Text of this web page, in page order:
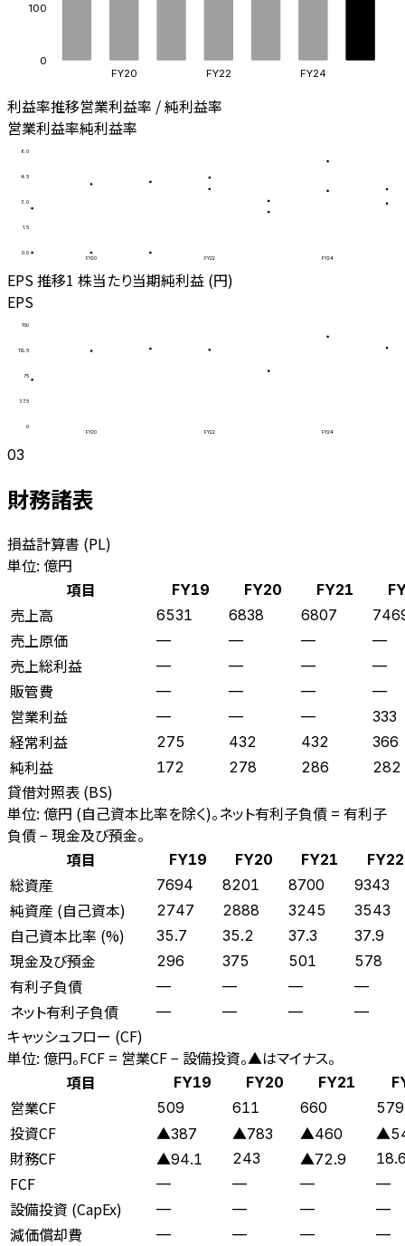
0
100
FY20 FY22 FY24
利益率推移営業利益率 / 純利益率
営業利益率純利益率
0.0
1.5
3.0
4.5
6.0
FY20 FY22 FY24
EPS 推移1 株当たり当期純利益 (円)
EPS
0
37.5
75
112.5
150
FY20 FY22 FY24
03
財務諸表
損益計算書 (PL)
単位: 億円
項目
FY19 FY20 FY21
売上高 6531 6838 6807
売上原価 — — — —
売上総利益 — — — —
販管費 — — — —
営業利益 — — — 333
経常利益 275 432 432 366
純利益 172 278 286 282
貸借対照表 (BS)
単位: 億円 (自己資本比率を除く)。ネット有利子負債 = 有利子
負債 − 現金及び預金。
項目
FY19 FY20 FY21 FY22
総資産 7694 8201 8700 9343
純資産 (自己資本) 2747 2888 3245 3543
自己資本比率 (%) 35.7 35.2 37.3 37.9
現金及び預金 296 375 501 578
有利子負債 — — — —
ネット有利子負債 — — — —
キャッシュフロー (CF)
単位: 億円。FCF = 営業CF − 設備投資。▲はマイナス。
項目
FY19 FY20 FY21
営業CF 509 611 660 579
投資CF ▲387 ▲783 ▲460
財務CF ▲94.1 243 ▲72.9
FCF — — — —
設備投資 (CapEx) — — — —
減価償却費 — — — —